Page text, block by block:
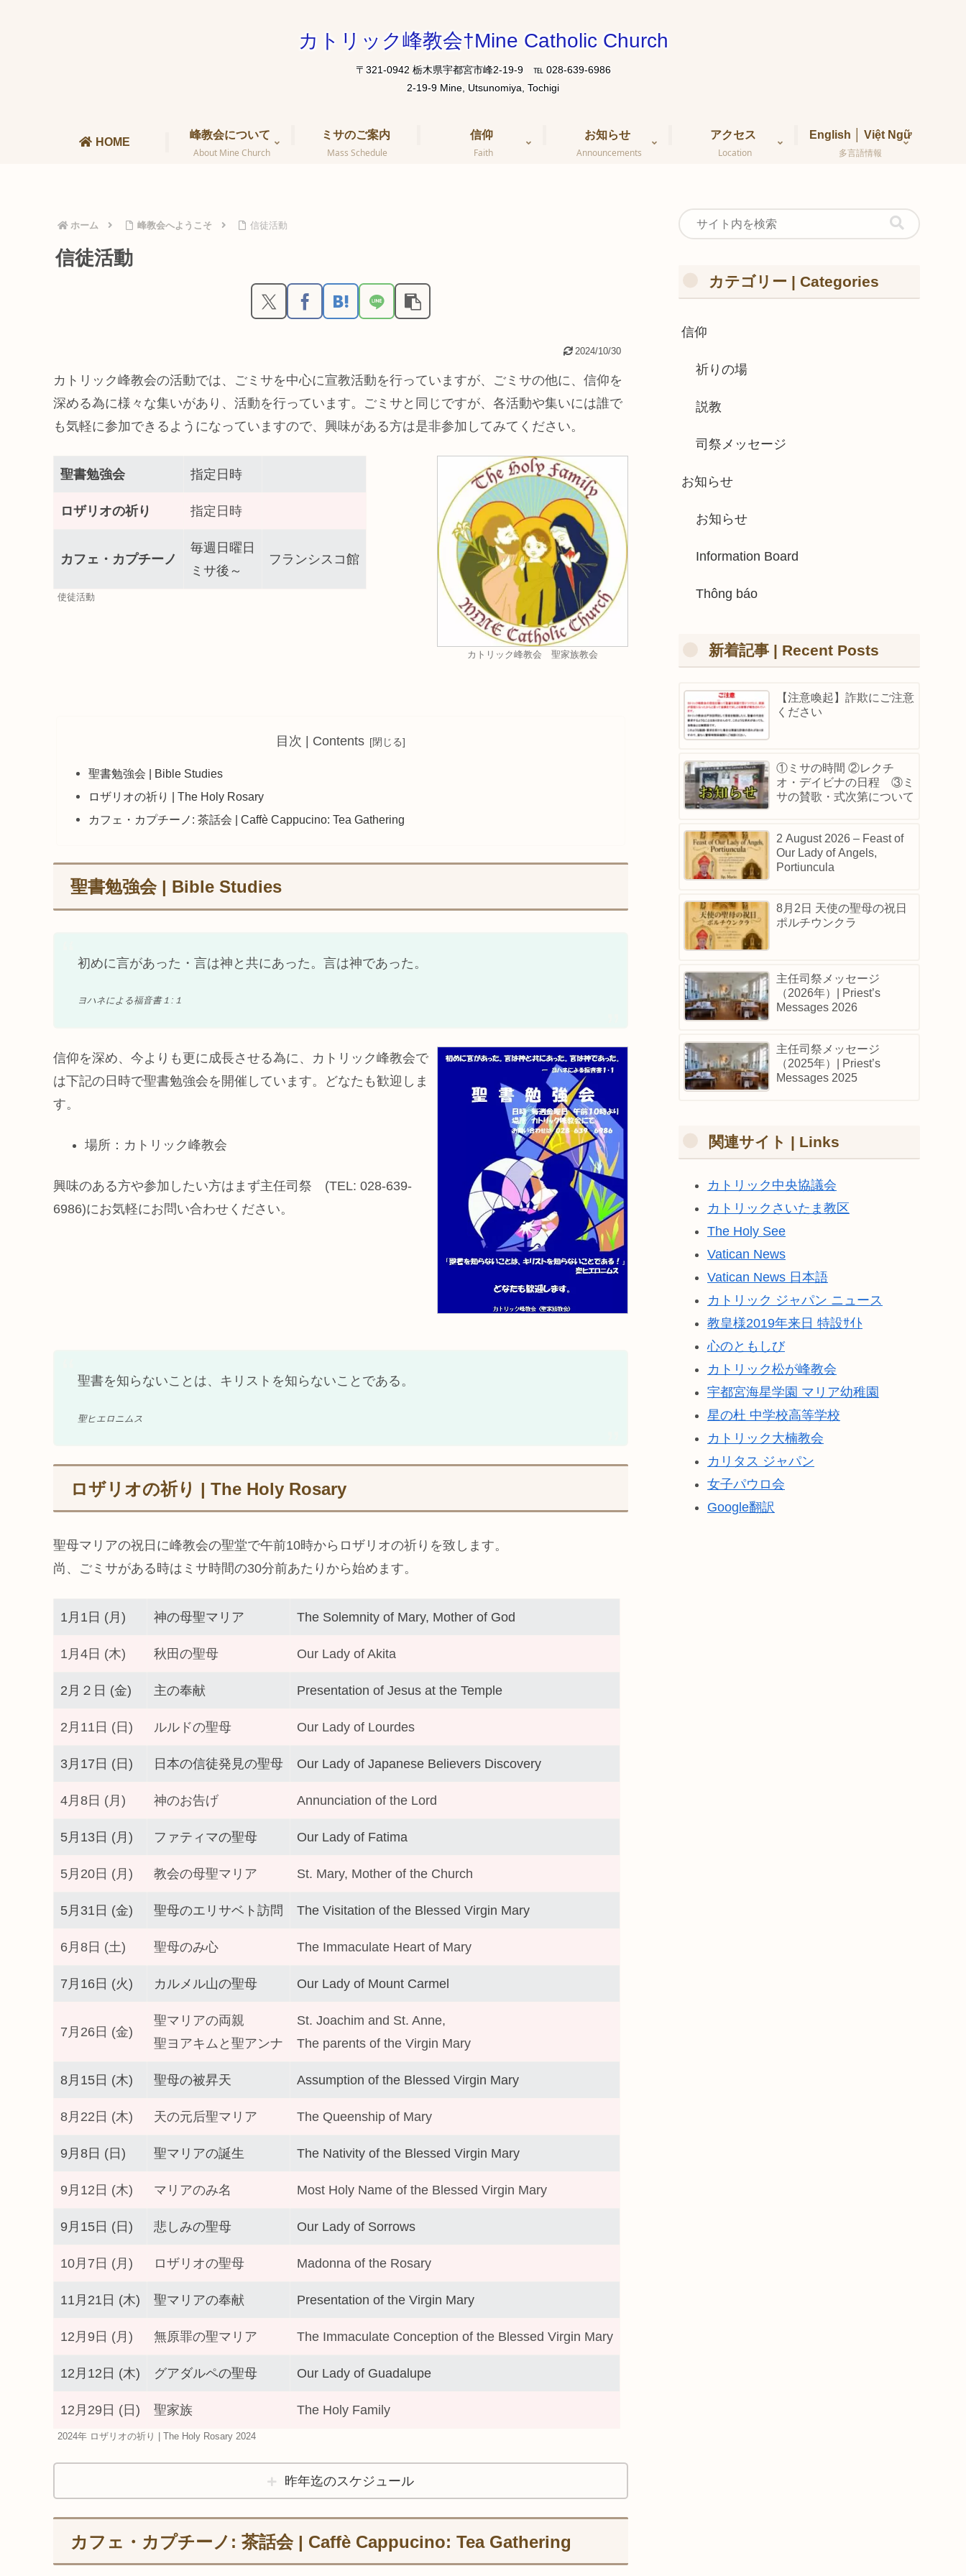
カトリック峰教会†Mine Catholic Church
〒321-0942 栃木県宇都宮市峰2-19-9 ℡ 028-639-6986
HOME
峰教会について
About Mine Church
ミサのご案内
Mass Schedule
信仰
Faith
お知らせ
Announcements
アクセス
Location
English │ Việt Ngữ
多言語情報
ホーム 峰教会へようこそ 信徒活動
信徒活動
2024/10/30
カトリック峰教会の活動では、ごミサを中心に宣教活動を行っていますが、ごミサの他に、信仰を
深める為に様々な集いがあり、活動を行っています。ごミサと同じですが、各活動や集いには誰で
も気軽に参加できるようになっていますので、興味がある方は是非参加してみてください。
聖書勉強会 指定日時
ロザリオの祈り 指定日時
カフェ・カプチーノ
毎週日曜日
ミサ後～
フランシスコ館
使徒活動
カトリック峰教会 聖家族教会
目次 | Contents
聖書勉強会 | Bible Studies
ロザリオの祈り | The Holy Rosary
カフェ・カプチーノ: 茶話会 | Caffè Cappucino: Tea Gathering
聖書勉強会 | Bible Studies
初めに言があった・言は神と共にあった。言は神であった。
ヨハネによる福音書１:１
信仰を深め、今よりも更に成長させる為に、カトリック峰教会で
は下記の日時で聖書勉強会を開催しています。どなたも歓迎しま
す。
場所：カトリック峰教会
興味のある方や参加したい方はまず主任司祭 (TEL: 028-639-
6986)にお気軽にお問い合わせください。
聖書を知らないことは、キリストを知らないことである。
聖ヒエロニムス
ロザリオの祈り | The Holy Rosary
聖母マリアの祝日に峰教会の聖堂で午前10時からロザリオの祈りを致します。
尚、ごミサがある時はミサ時間の30分前あたりから始めます。
1月1日 (月) 神の母聖マリア The Solemnity of Mary, Mother of God
1月4日 (木) 秋田の聖母 Our Lady of Akita
2月２日 (金) 主の奉献 Presentation of Jesus at the Temple
2月11日 (日) ルルドの聖母 Our Lady of Lourdes
3月17日 (日) 日本の信徒発見の聖母 Our Lady of Japanese Believers Discovery
4月8日 (月) 神のお告げ Annunciation of the Lord
5月13日 (月) ファティマの聖母 Our Lady of Fatima
5月20日 (月) 教会の母聖マリア St. Mary, Mother of the Church
5月31日 (金) 聖母のエリサベト訪問 The Visitation of the Blessed Virgin Mary
6月8日 (土) 聖母のみ心 The Immaculate Heart of Mary
7月16日 (火) カルメル山の聖母 Our Lady of Mount Carmel
7月26日 (金)
聖マリアの両親
聖ヨアキムと聖アンナ
St. Joachim and St. Anne,
The parents of the Virgin Mary
8月15日 (木) 聖母の被昇天 Assumption of the Blessed Virgin Mary
8月22日 (木) 天の元后聖マリア The Queenship of Mary
9月8日 (日) 聖マリアの誕生 The Nativity of the Blessed Virgin Mary
9月12日 (木) マリアのみ名 Most Holy Name of the Blessed Virgin Mary
9月15日 (日) 悲しみの聖母 Our Lady of Sorrows
10月7日 (月) ロザリオの聖母 Madonna of the Rosary
11月21日 (木) 聖マリアの奉献 Presentation of the Virgin Mary
12月9日 (月) 無原罪の聖マリア The Immaculate Conception of the Blessed Virgin Mary
12月12日 (木) グアダルペの聖母 Our Lady of Guadalupe
12月29日 (日) 聖家族 The Holy Family
2024年 ロザリオの祈り | The Holy Rosary 2024
昨年迄のスケジュール
カフェ・カプチーノ: 茶話会 | Caffè Cappucino: Tea Gathering
カテゴリー | Categories
信仰
祈りの場
説教
司祭メッセージ
お知らせ
お知らせ
Information Board
Thông báo
新着記事 | Recent Posts
【注意喚起】詐欺にご注意
ください
①ミサの時間 ②レクチ
オ・デイビナの日程 ③ミ
サの賛歌・式次第について
2 August 2026 – Feast of
Our Lady of Angels,
Portiuncula
8月2日 天使の聖母の祝日
ポルチウンクラ
主任司祭メッセージ
（2026年）| Priest’s
Messages 2026
主任司祭メッセージ
（2025年）| Priest’s
Messages 2025
関連サイト | Links
カトリック中央協議会
カトリックさいたま教区
The Holy See
Vatican News
Vatican News 日本語
カトリック ジャパン ニュース
教皇様2019年来日 特設ｻｲﾄ
心のともしび
カトリック松が峰教会
宇都宮海星学園 マリア幼稚園
星の杜 中学校高等学校
カトリック大楠教会
カリタス ジャパン
女子パウロ会
Google翻訳